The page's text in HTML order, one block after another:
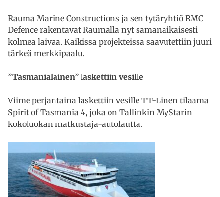
Rauma Marine Constructions ja sen tytäryhtiö RMC
Defence rakentavat Raumalla nyt samanaikaisesti
kolmea laivaa. Kaikissa projekteissa saavutettiin juuri
tärkeä merkkipaalu.
”Tasmanialainen” laskettiin vesille
Viime perjantaina laskettiin vesille TT-Linen tilaama
Spirit of Tasmania 4, joka on Tallinkin MyStarin
kokoluokan matkustaja-autolautta.